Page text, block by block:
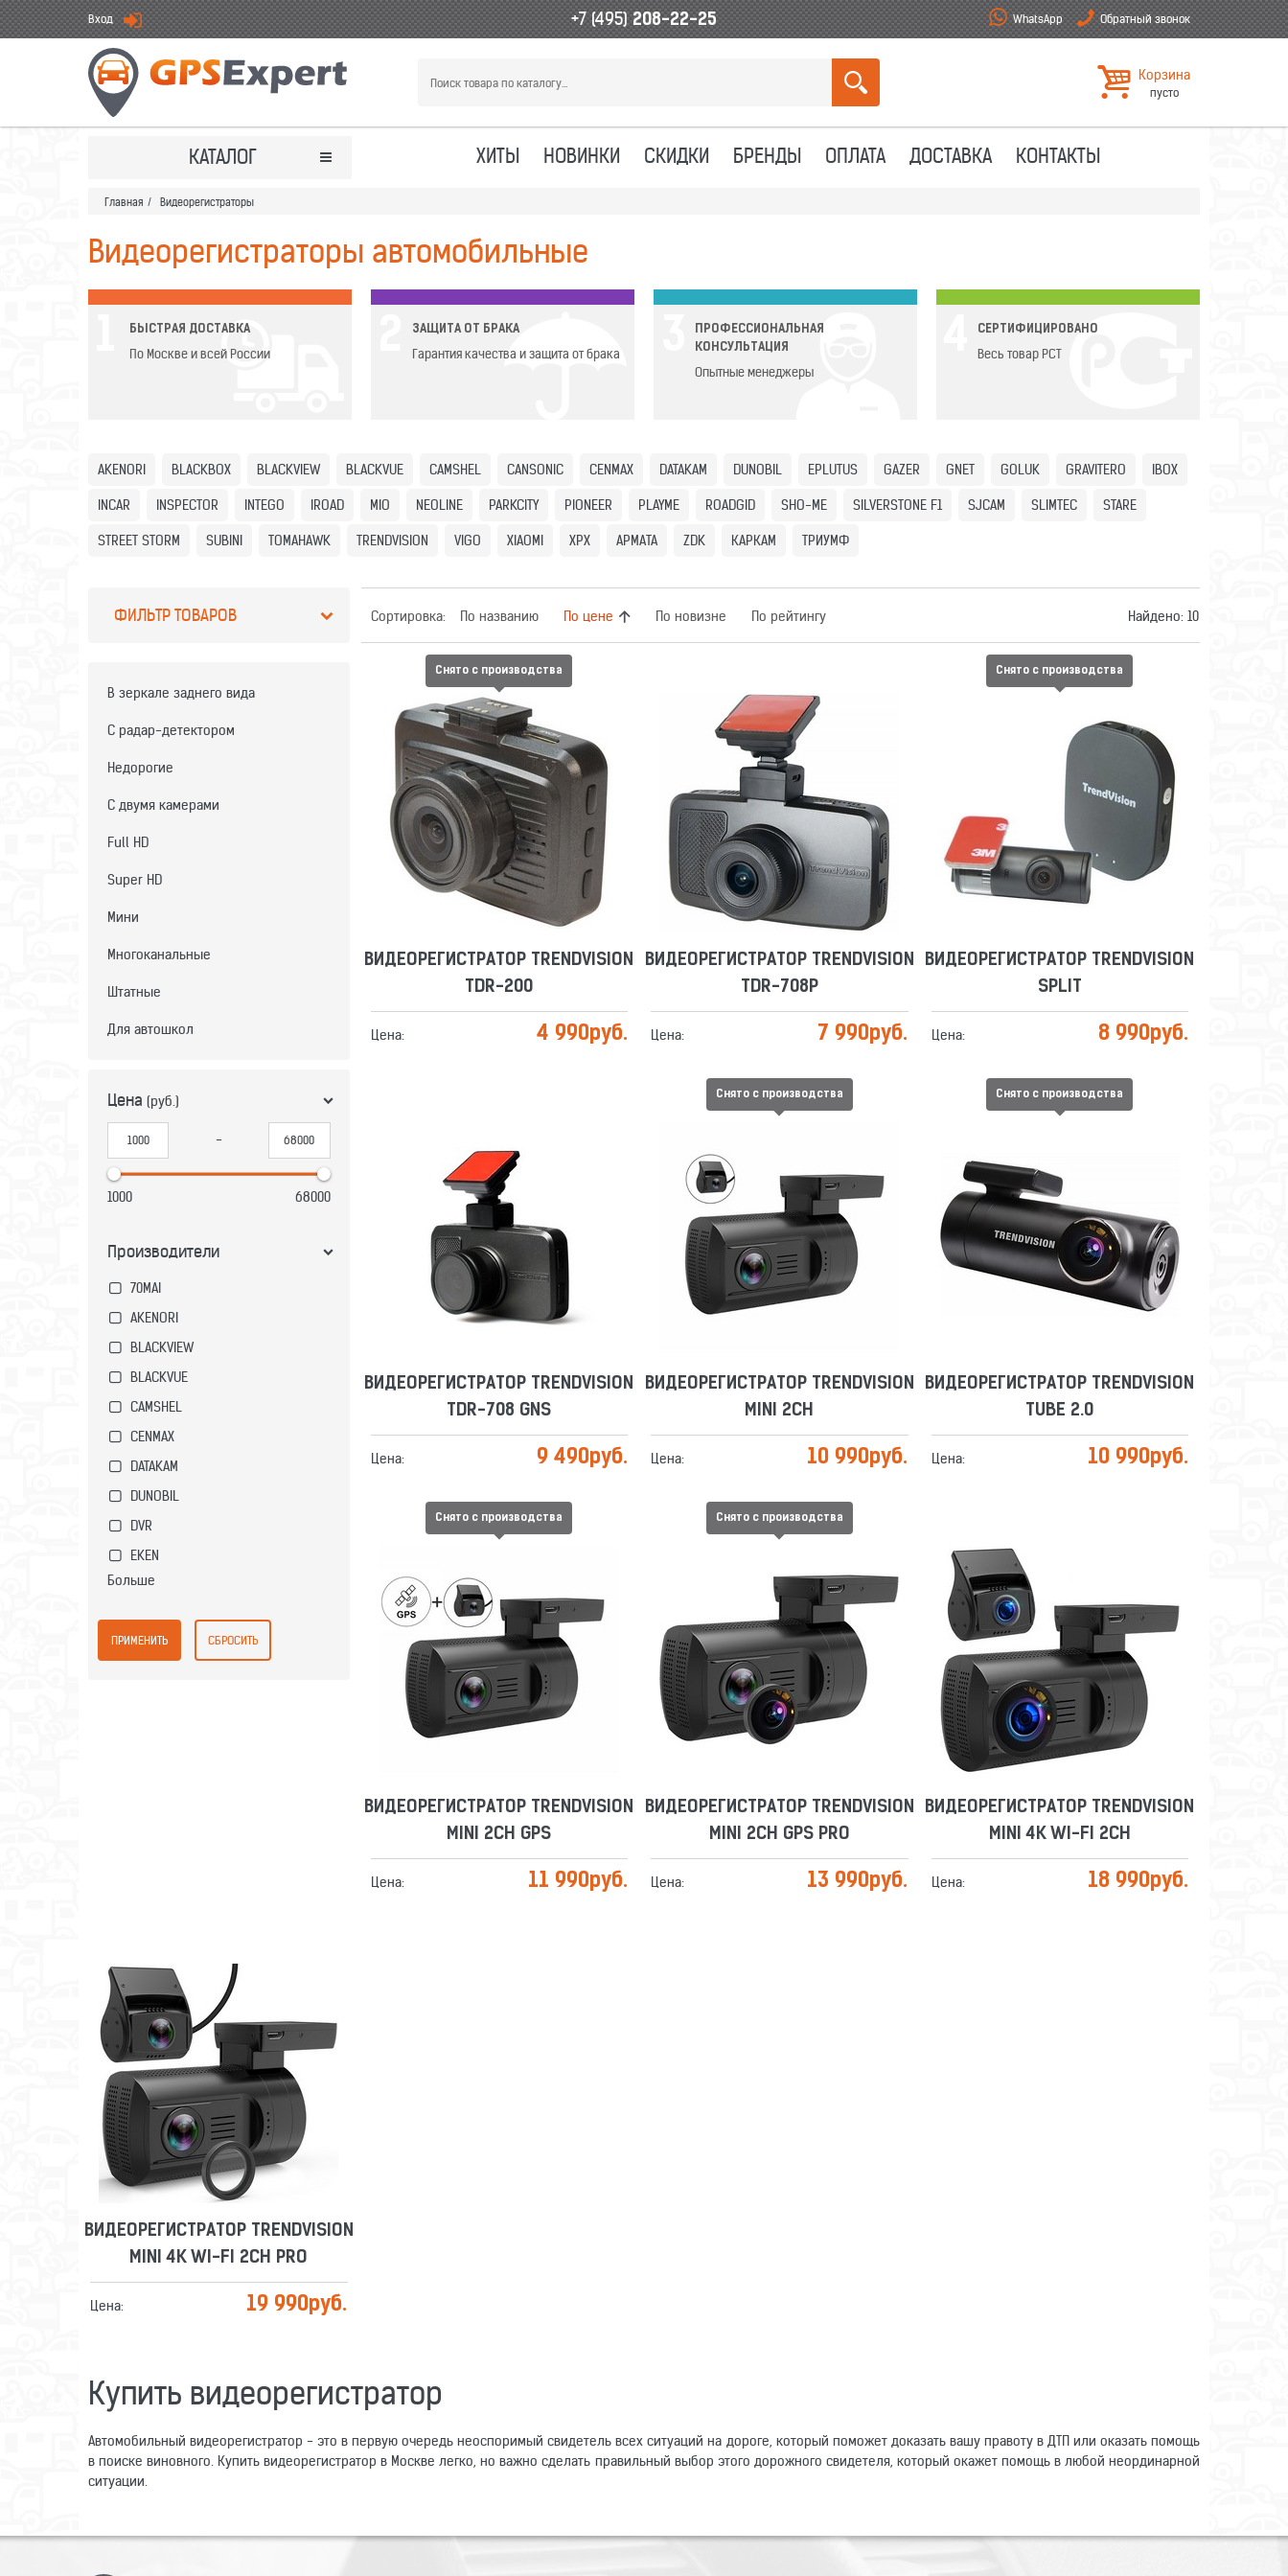
Вход +7 (495)208-22-25 WhatsApp Обратный звонок
Корзина
пусто
КАТАЛОГ ХИТЫ НОВИНКИ СКИДКИ БРЕНДЫ ОПЛАТА ДОСТАВКА КОНТАКТЫ
Главная / Видеорегистраторы
Видеорегистраторы автомобильные
БЫСТРАЯ ДОСТАВКА
По Москве и всей России
ЗАЩИТА ОТ БРАКА
Гарантия качества и защита от брака
ПРОФЕССИОНАЛЬНАЯ
КОНСУЛЬТАЦИЯ
Опытные менеджеры
СЕРТИФИЦИРОВАНО
Весь товар РСТ
AKENORI BLACKBOX BLACKVIEW BLACKVUE CAMSHEL CANSONIC CENMAX DATAKAM DUNOBIL EPLUTUS GAZER GNET GOLUK GRAVITERO IBOX
INCAR INSPECTOR INTEGO IROAD MIO NEOLINE PARKCITY PIONEER PLAYME ROADGID SHO-ME SILVERSTONE F1 SJCAM SLIMTEC STARE
STREET STORM SUBINI TOMAHAWK TRENDVISION VIGO XIAOMI XPX АРМАТА ZDK КАРКАМ ТРИУМФ
ФИЛЬТР ТОВАРОВ Сортировка: По названию По цене По новизне По рейтингу Найдено: 10
В зеркале заднего вида
С радар-детектором
Недорогие
С двумя камерами
Full HD
Super HD
Мини
Многоканальные
Штатные
Для автошкол
Цена (руб.)
-
1000 68000
Производители
70MAI
AKENORI
BLACKVIEW
BLACKVUE
CAMSHEL
CENMAX
DATAKAM
DUNOBIL
DVR
EKEN
Больше
ВИДЕОРЕГИСТРАТОР TRENDVISION
TDR-200
Сравнить Отложить
ВИДЕОРЕГИСТРАТОР TRENDVISION
TDR-200
Снято с производства
Цена: 4 990руб.
ВИДЕОРЕГИСТРАТОР TRENDVISION
TDR-708P
Сравнить Отложить
ВИДЕОРЕГИСТРАТОР TRENDVISION
TDR-708P
Цена: 7 990руб.
ВИДЕОРЕГИСТРАТОР TRENDVISION
SPLIT
Сравнить
ВИДЕОРЕГИСТРАТОР TRENDVISION
SPLIT
Снято с производства
Цена: 8 990руб.
ВИДЕОРЕГИСТРАТОР TRENDVISION
TDR-708 GNS
Сравнить
ВИДЕОРЕГИСТРАТОР TRENDVISION
TDR-708 GNS
Цена: 9 490руб.
ВИДЕОРЕГИСТРАТОР TRENDVISION
MINI 2CH
Сравнить Отложить
ВИДЕОРЕГИСТРАТОР TRENDVISION
MINI 2CH
Снято с производства
Цена: 10 990руб.
ВИДЕОРЕГИСТРАТОР TRENDVISION
TUBE 2.0
Сравнить Отложить
ВИДЕОРЕГИСТРАТОР TRENDVISION
TUBE 2.0
Снято с производства
Цена: 10 990руб.
ВИДЕОРЕГИСТРАТОР TRENDVISION
MINI 2CH GPS
Сравнить Отложить
ВИДЕОРЕГИСТРАТОР TRENDVISION
MINI 2CH GPS
Снято с производства
Цена: 11 990руб.
ВИДЕОРЕГИСТРАТОР TRENDVISION
MINI 2CH GPS PRO
Сравнить Отложить
ВИДЕОРЕГИСТРАТОР TRENDVISION
MINI 2CH GPS PRO
Снято с производства
Цена: 13 990руб.
ВИДЕОРЕГИСТРАТОР TRENDVISION
MINI 4K WI-FI 2CH
Сравнить Отложить
ВИДЕОРЕГИСТРАТОР TRENDVISION
MINI 4K WI-FI 2CH
Цена: 18 990руб.
ВИДЕОРЕГИСТРАТОР TRENDVISION
MINI 4K WI-FI 2CH PRO
Сравнить Отложить
ВИДЕОРЕГИСТРАТОР TRENDVISION
MINI 4K WI-FI 2CH PRO
Цена: 19 990руб.
Купить видеорегистратор
Автомобильный видеорегистратор - это в первую очередь неоспоримый свидетель всех ситуаций на дороге, который поможет доказать вашу правоту в ДТП или оказать помощь
в поиске виновного. Купить видеорегистратор в Москве легко, но важно сделать правильный выбор этого дорожного свидетеля, который окажет помощь в любой неординарной
ситуации.